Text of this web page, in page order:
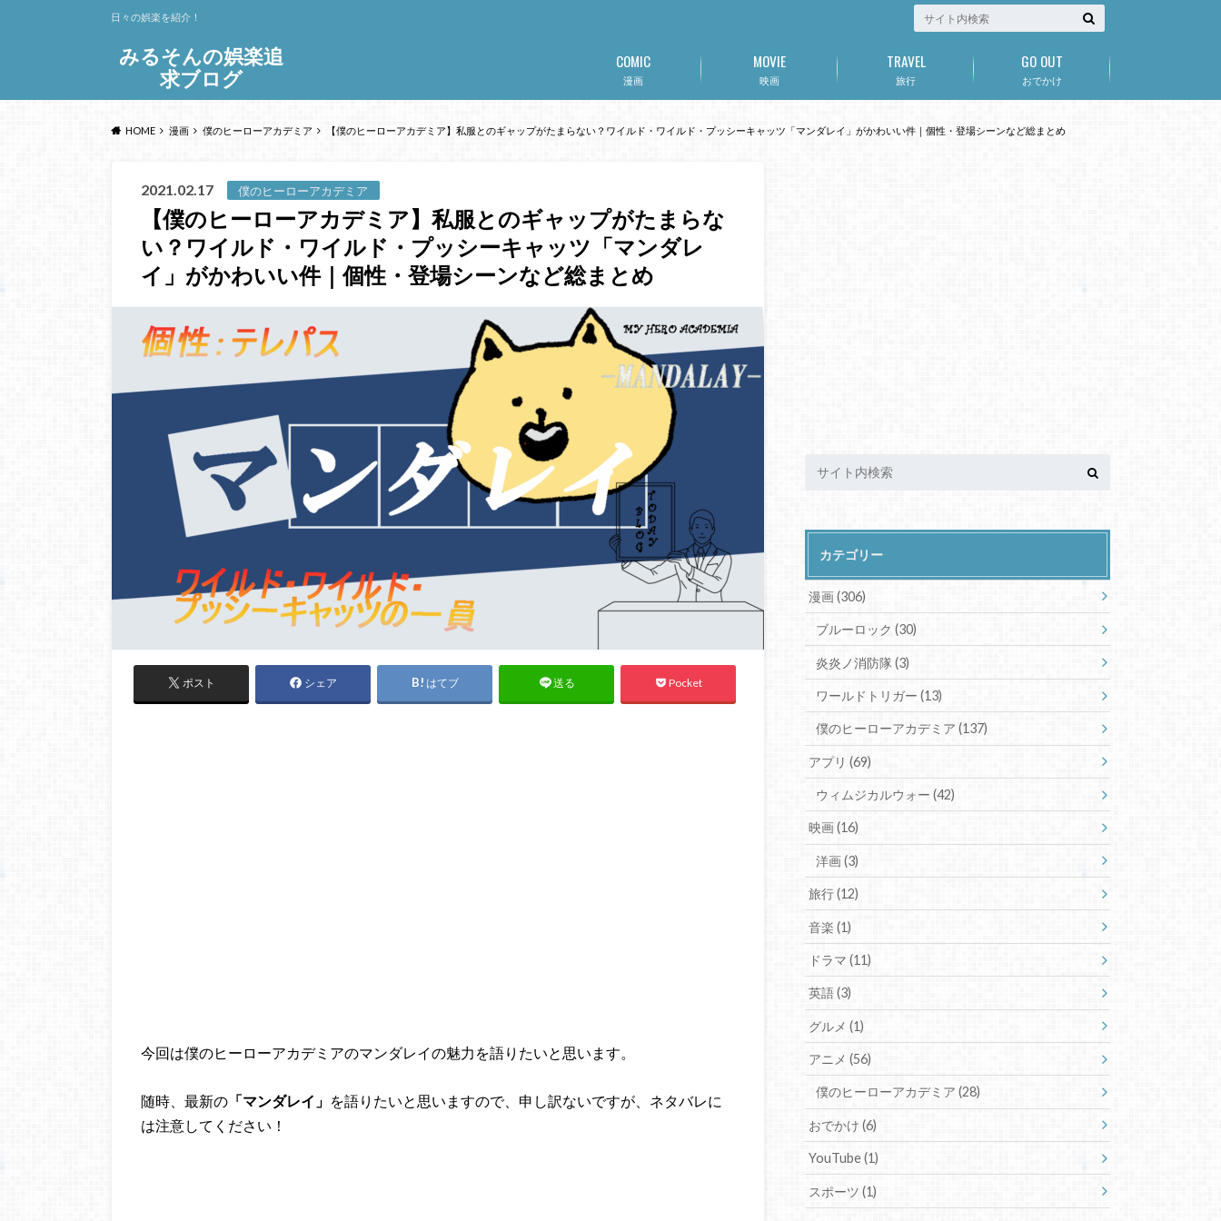
みるそんの娯楽追
求ブログ
日々の娯楽を紹介！
漫画
COMIC
映画
MOVIE
旅行
TRAVEL
おでかけ
GO OUT
HOME 漫画 僕のヒーローアカデミア 【僕のヒーローアカデミア】私服とのギャップがたまらない？ワイルド・ワイルド・プッシーキャッツ「マンダレイ」がかわいい件｜個性・登場シーンなど総まとめ
2021.02.17 僕のヒーローアカデミア
【僕のヒーローアカデミア】私服とのギャップがたまらな
い？ワイルド・ワイルド・プッシーキャッツ「マンダレ
イ」がかわいい件｜個性・登場シーンなど総まとめ
ポスト シェア はてブ 送る Pocket
今回は僕のヒーローアカデミアのマンダレイの魅力を語りたいと思います。
随時、最新の 「マンダレイ」 を語りたいと思いますので、申し訳ないですが、ネタバレに
は注意してください！
カテゴリー
漫画(306)
ブルーロック (30)
炎炎ノ消防隊(3)
ワールドトリガー (13)
僕のヒーローアカデミア (137)
アプリ(69)
ウィムジカルウォー (42)
映画(16)
洋画(3)
旅行(12)
音楽(1)
ドラマ(11)
英語(3)
グルメ(1)
アニメ(56)
僕のヒーローアカデミア (28)
おでかけ(6)
YouTube(1)
スポーツ(1)